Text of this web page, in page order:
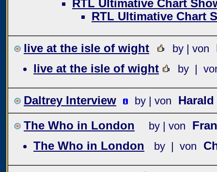
RTL Ultimative Chart
RTL Ultimative Chart
live at the isle of wight by | von
live at the isle of wight
by |
Daltrey Interview by | von
Harald
The Who in London
by | von
The Who in London
by | von